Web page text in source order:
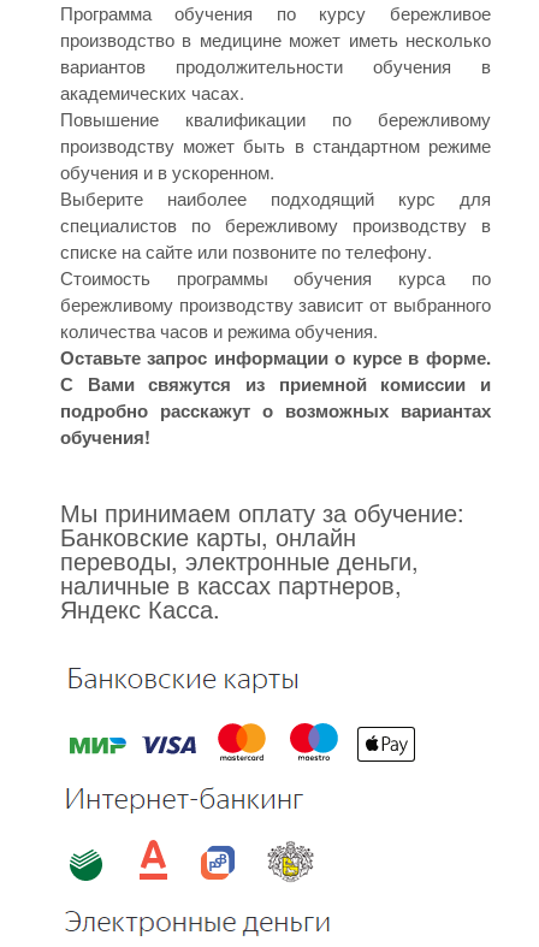
Программа обучения по курсу бережливое
производство в медицине может иметь несколько
вариантов продолжительности обучения в
академических часах.
Повышение квалификации по бережливому
производству может быть в стандартном режиме
обучения и в ускоренном.
Выберите наиболее подходящий курс для
специалистов по бережливому производству в
списке на сайте или позвоните по телефону.
Стоимость программы обучения курса по
бережливому производству зависит от выбранного
количества часов и режима обучения.
Оставьте запрос информации о курсе в форме.
С Вами свяжутся из приемной комиссии и
подробно расскажут о возможных вариантах
обучения!
Мы принимаем оплату за обучение:
Банковские карты, онлайн
переводы, электронные деньги,
наличные в кассах партнеров,
Яндекс Касса.